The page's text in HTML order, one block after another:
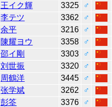
王イク輝 3325
♂
李テツ 3362
♂
余平 3216
♂
陳耀ヨウ 3358
♂
邵イ剛 3303
♂
刘世振 3320
♂
周鶴洋 3445
♂
张学斌 3262
♂
彭筌 3376
♂